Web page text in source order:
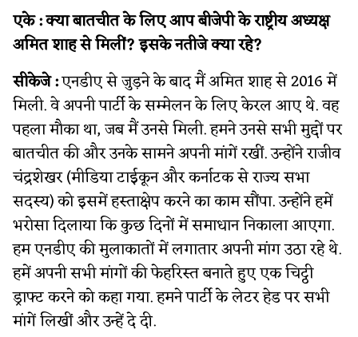
एके :क्या बातचीत के लिए आप बीजेपी के राष्ट्रीय अध्यक्ष
अमित शाह से मिलीं? इसके नतीजे क्या रहे?
सीकेजे :एनडीए से जुड़ने के बाद मैं अमित शाह से 2016 में
मिली. वे अपनी पार्टी के सम्मेलन के लिए केरल आए थे. वह
पहला मौका था, जब मैं उनसे मिली. हमने उनसे सभी मुद्दों पर
बातचीत की और उनके सामने अपनी मांगें रखीं. उन्होंने राजीव
चंद्रशेखर (मीडिया टाईकून और कर्नाटक से राज्य सभा
सदस्य) को इसमें हस्ताक्षेप करने का काम सौंपा. उन्होंने हमें
भरोसा दिलाया कि कुछ दिनों में समाधान निकाला आएगा.
हम एनडीए की मुलाकातों में लगातार अपनी मांग उठा रहे थे.
हमें अपनी सभी मांगों की फेहरिस्त बनाते हुए एक चिट्ठी
ड्राफ्ट करने को कहा गया. हमने पार्टी के लेटर हेड पर सभी
मांगें लिखीं और उन्हें दे दी.